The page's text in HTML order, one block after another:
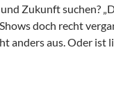
Zukunft suchen?
doch recht
anders aus. Oder ist